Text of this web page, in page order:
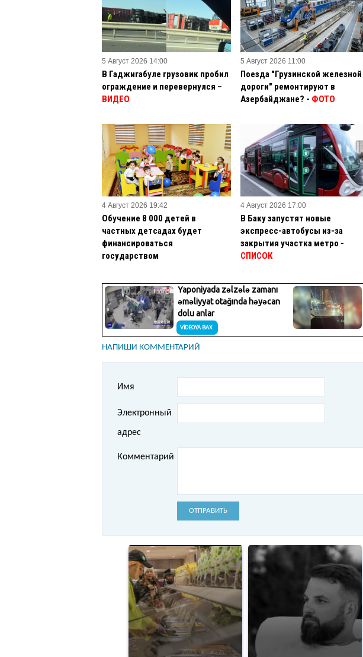
5 Август 2026 14:00
В Гаджигабуле грузовик пробил
ограждение и перевернулся –
ВИДЕО
5 Август 2026 11:00
Поезда "Грузинской железной
дороги" ремонтируют в
Азербайджане? - ФОТО
4 Август 2026 19:42
Обучение 8 000 детей в
частных детсадах будет
финансироваться
государством
4 Август 2026 17:00
В Баку запустят новые
экспресс-автобусы из-за
закрытия участка метро -
СПИСОК
НАПИШИ КОММЕНТАРИЙ
Имя
Электронный
адрес
Комментарий
ОТПРАВИТЬ